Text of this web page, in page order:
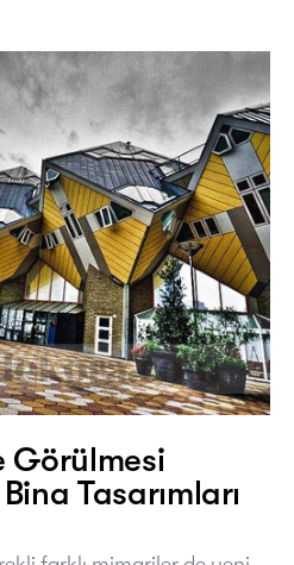
Görülmesi
Tasarımları